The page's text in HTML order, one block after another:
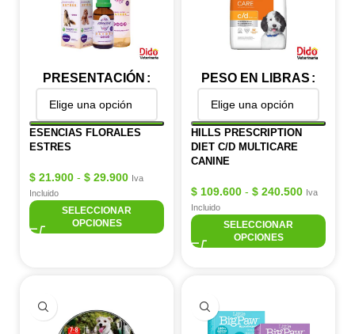
PRESENTACIÓN
ESENCIAS FLORALES
ESTRES
$ 21.900 - $ 29.900 Iva
Incluido
SELECCIONAR
OPCIONES
PESO EN LIBRAS
HILLS PRESCRIPTION
DIET C/D MULTICARE
CANINE
$ 109.600 - $ 240.500 Iva
Incluido
SELECCIONAR
OPCIONES